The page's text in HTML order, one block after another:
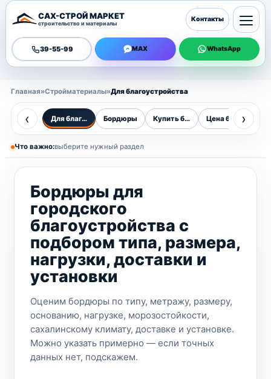
САХ-СТРОЙ МАРКЕТ
строительство и материалы
39-55-99 MAX WhatsApp
Контакты
Главная»Стройматериалы»Для благоустройства
‹ Для благоустройства
Бордюры Купить бордюрыЦена бордюра за
›
Что важно:выберите нужный раздел
Бордюры для
городского
благоустройства с
подбором типа, размера,
нагрузки, доставки и
установки
Оценим бордюры по типу, метражу, размеру,
основанию, нагрузке, морозостойкости,
сахалинскому климату, доставке и установке.
Можно указать примерно — если точных
данных нет, подскажем.